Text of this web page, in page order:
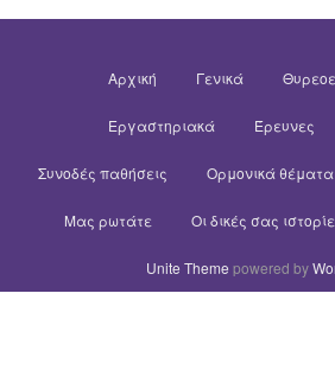
Αρχική Γενικά
Εργαστηριακά Έρευνες
Συνοδές παθήσεις Ορμονικά θέματα
Μας ρωτάτε Οι δικές σας
Unite Theme powered by